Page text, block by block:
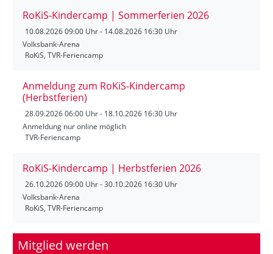
RoKiS-Kindercamp | Sommerferien 2026
10.08.202609:00 Uhr - 14.08.2026 16:30 Uhr
Volksbank-Arena
RoKiS, TVR-Feriencamp
Anmeldung zum RoKiS-Kindercamp
(Herbstferien)
28.09.202606:00 Uhr - 18.10.2026 16:30 Uhr
Anmeldung nur online möglich
TVR-Feriencamp
RoKiS-Kindercamp | Herbstferien 2026
26.10.202609:00 Uhr - 30.10.2026 16:30 Uhr
Volksbank-Arena
RoKiS, TVR-Feriencamp
Mitglied werden